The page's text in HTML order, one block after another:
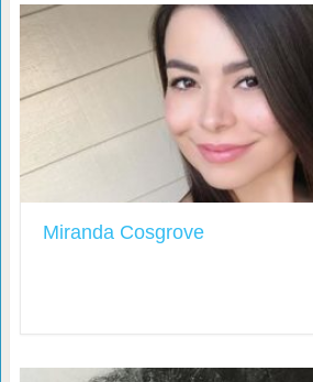
Miranda Cosgrove